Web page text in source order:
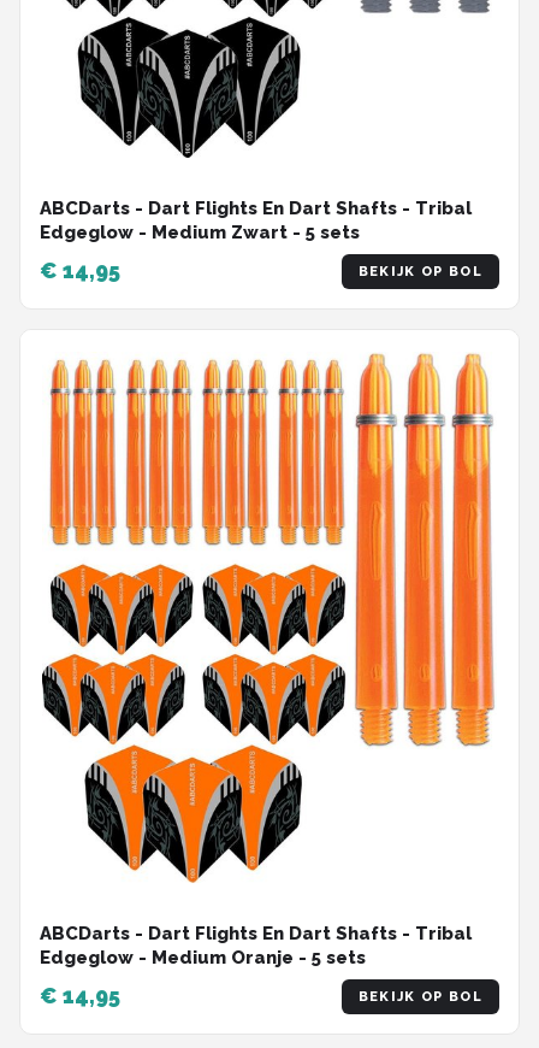
ABCDarts - Dart Flights En Dart Shafts - Tribal
Edgeglow - Medium Zwart - 5 sets
€ 14,95 BEKIJK OP BOL
ABCDarts - Dart Flights En Dart Shafts - Tribal
Edgeglow - Medium Oranje - 5 sets
€ 14,95 BEKIJK OP BOL